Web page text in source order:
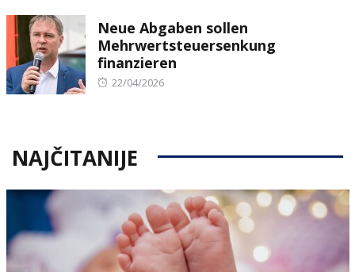
Neue Abgaben sollen
Mehrwertsteuersenkung
finanzieren
Posted
22/04/2026
NAJČITANIJE